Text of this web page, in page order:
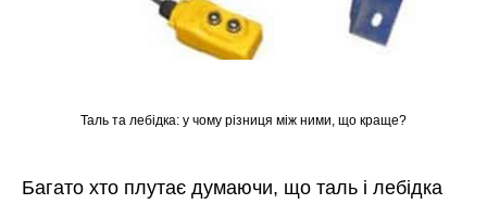
Таль та лебідка: у чому різниця між ними, що краще?
Багато хто плутає думаючи, що таль і лебідка